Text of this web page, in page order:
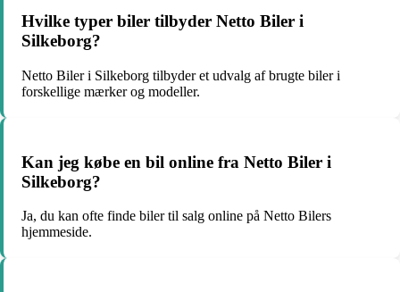
Hvilke typer biler tilbyder Netto Biler i
Silkeborg?
Netto Biler i Silkeborg tilbyder et udvalg af brugte biler i
forskellige mærker og modeller.
Kan jeg købe en bil online fra Netto Biler i
Silkeborg?
Ja, du kan ofte finde biler til salg online på Netto Bilers
hjemmeside.